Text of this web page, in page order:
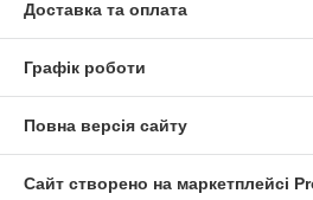
Доставка та оплата
Графік роботи
Повна версія сайту
Сайт створено на маркетплейсі